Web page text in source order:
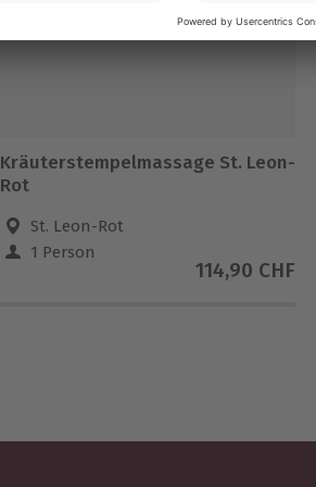
Kräuterstempelmassage St. Leon-
Rot
St. Leon-Rot
1 Person
114,90 CHF